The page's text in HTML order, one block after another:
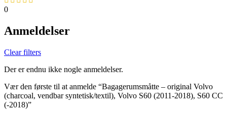
0
Anmeldelser
Clear filters
Der er endnu ikke nogle anmeldelser.
Vær den første til at anmelde “Bagagerumsmåtte – original Volvo
(charcoal, vendbar syntetisk/textil), Volvo S60 (2011-2018), S60 CC
(-2018)”